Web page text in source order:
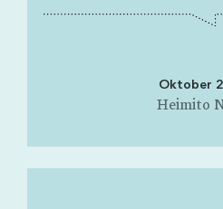
Oktober
Heimito